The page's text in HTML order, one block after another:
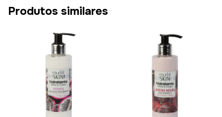
Produtos similares